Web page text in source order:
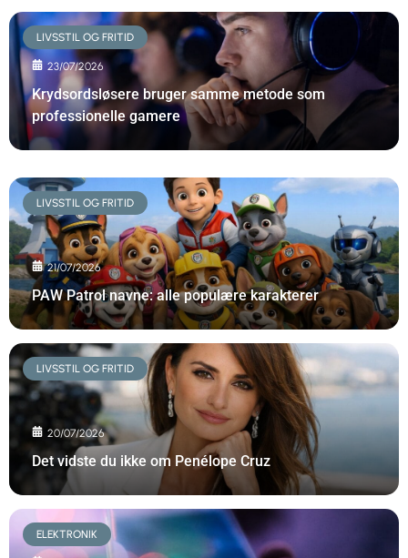
LIVSSTIL OG FRITID
23/07/2026
Krydsordsløsere bruger samme metode som
professionelle gamere
LIVSSTIL OG FRITID
21/07/2026
PAW Patrol navne: alle populære karakterer
LIVSSTIL OG FRITID
20/07/2026
Det vidste du ikke om Penélope Cruz
ELEKTRONIK